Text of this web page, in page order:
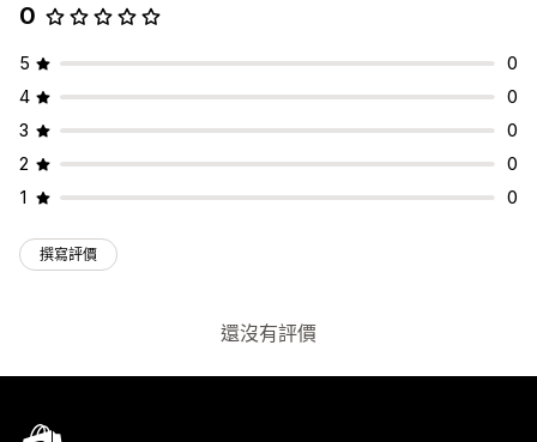
0
5
0
4
0
3
0
2
0
1
0
撰寫評價
還沒有評價